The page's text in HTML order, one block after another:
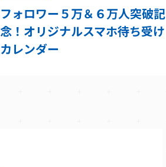
フォロワー５万＆６万人突破記
念！オリジナルスマホ待ち受け
カレンダー